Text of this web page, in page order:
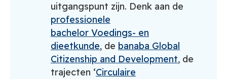
uitgangspunt zijn. Denk aan de
professionele
bachelor Voedings- en
dieetkunde, de banaba Global
Citizenship and Development, de
trajecten ‘Circulaire